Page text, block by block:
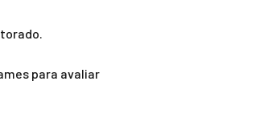
para avaliar